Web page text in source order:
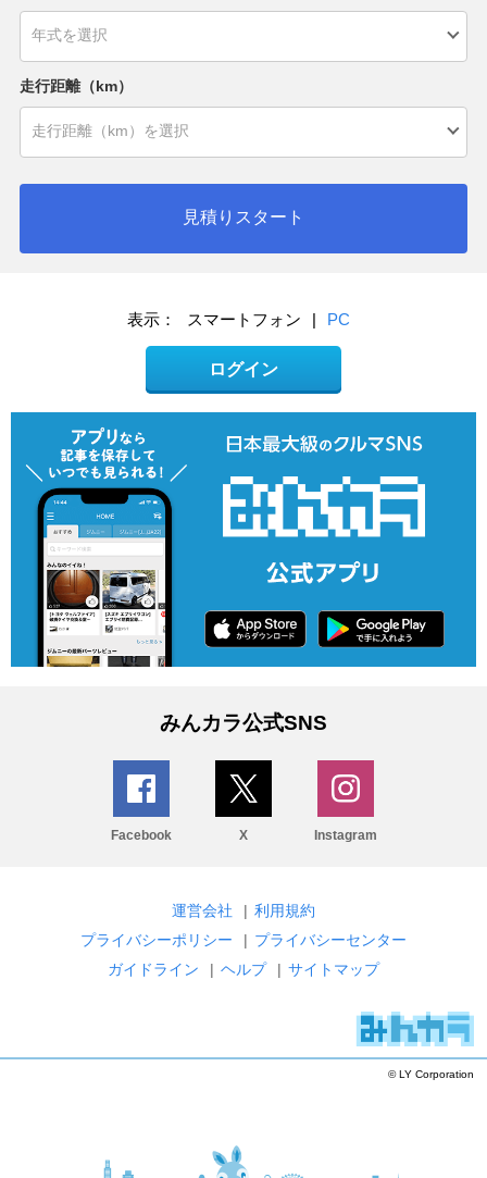
走行距離（km）
見積りスタート
表示： スマートフォン | PC
ログイン
みんカラ公式SNS
Facebook X Instagram
運営会社 | 利用規約
プライバシーポリシー
| プライバシーセンター
ガイドライン
| ヘルプ | サイトマップ
© LY Corporation